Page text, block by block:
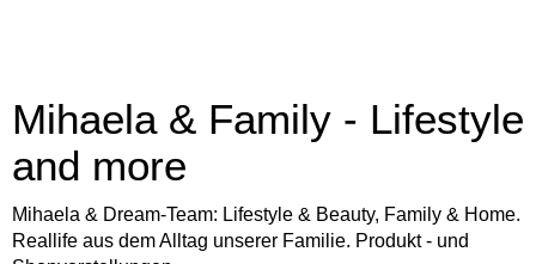
Mihaela & Family - Lifestyle
and more
Mihaela & Dream-Team: Lifestyle & Beauty, Family & Home.
Reallife aus dem Alltag unserer Familie. Produkt - und